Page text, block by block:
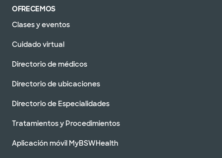
OFRECEMOS
Clases y eventos
Cuidado virtual
Directorio de médicos
Directorio de ubicaciones
Directorio de Especialidades
Tratamientos y Procedimientos
Aplicación móvil MyBSWHealth